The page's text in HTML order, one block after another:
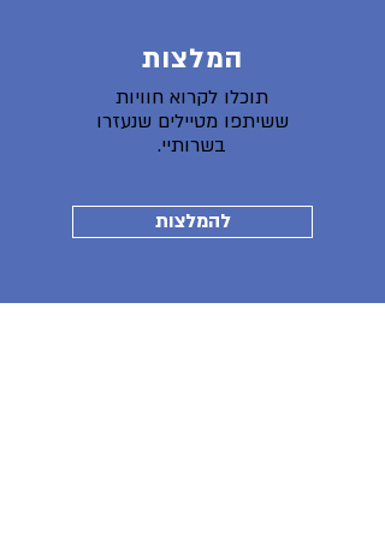
המלצות
תוכלו לקרוא חוויות
ששיתפו מטיילים שנעזרו
בשרותיי.
להמלצות